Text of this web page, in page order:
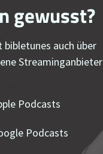
gewusst?
bibletunes auch über
Streaminganbieter
Podcasts
Podcasts